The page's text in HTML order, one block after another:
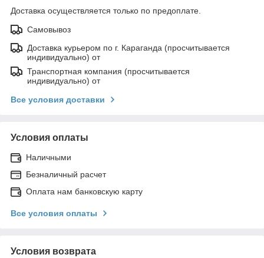
Доставка осуществляется только по предоплате.
Самовывоз
Доставка курьером по г. Караганда (просчитывается
индивидуально) от
Транспортная компания (просчитывается
индивидуально) от
Все условия доставки
Условия оплаты
Наличными
Безналичный расчет
Оплата нам банковскую карту
Все условия оплаты
Условия возврата